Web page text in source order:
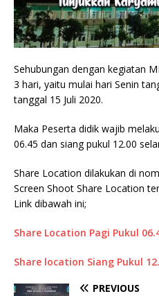
Sehubungan dengan kegiatan
3 hari, yaitu mulai hari Senin
tanggal 15 Juli 2020.
Maka Peserta didik wajib
06.45 dan siang pukul 12.00
Share Location dilakukan di
Screen Shoot Share Location
Link dibawah ini;
Share Location Pagi Pukul
Share location Siang Pukul
PREVIOUS